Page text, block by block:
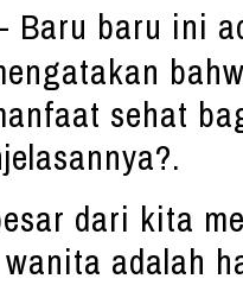
Baru baru ini
sehat
dari kita
adalah